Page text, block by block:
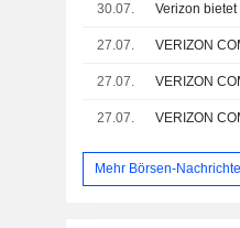
30.07.
27.07.
27.07. VERIZON
27.07. VERIZON
Mehr Börsen-